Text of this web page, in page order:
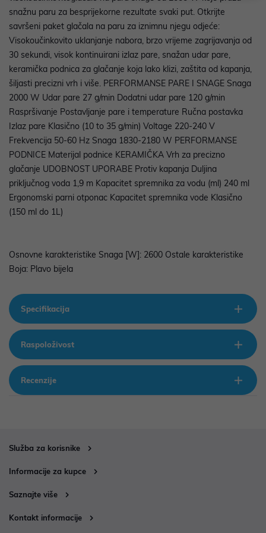
snažnu paru za besprijekorne rezultate svaki put. Otkrijte
savršeni paket glačala na paru za iznimnu njegu odjeće:
Visokoučinkovito uklanjanje nabora, brzo vrijeme zagrijavanja od
30 sekundi, visok kontinuirani izlaz pare, snažan udar pare,
keramička podnica za glačanje koja lako klizi, zaštita od kapanja,
šiljasti precizni vrh i više. PERFORMANSE PARE I SNAGE Snaga
2000 W Udar pare 27 g/min Dodatni udar pare 120 g/min
Raspršivanje Postavljanje pare i temperature Ručna postavka
Izlaz pare Klasično (10 to 35 g/min) Voltage 220-240 V
Frekvencija 50-60 Hz Snaga 1830-2180 W PERFORMANSE
PODNICE Materijal podnice KERAMIČKA Vrh za precizno
glačanje UDOBNOST UPORABE Protiv kapanja Duljina
priključnog voda 1,9 m Kapacitet spremnika za vodu (ml) 240 ml
Ergonomski parni otponac Kapacitet spremnika vode Klasično
(150 ml do 1L)
Osnovne karakteristike Snaga [W]: 2600 Ostale karakteristike
Boja: Plavo bijela
Specifikacija
Raspoloživost
Recenzije
Služba za korisnike
Informacije za kupce
Saznajte više
Kontakt informacije